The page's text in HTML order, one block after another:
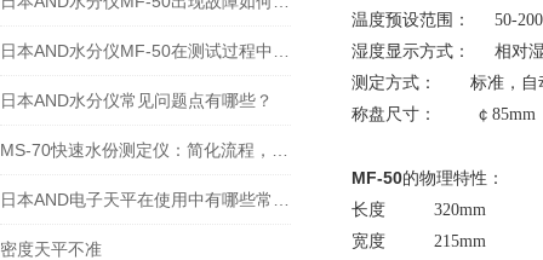
日本AND水分仪常见问题点有哪些？
密度天平不准
温度预设范围： 50-
湿度显示方式： 相对湿
测定方式： 标准，自
称盘尺寸： ￠85mm
MF-50的物理特性：
长度 320mm
宽度 215mm